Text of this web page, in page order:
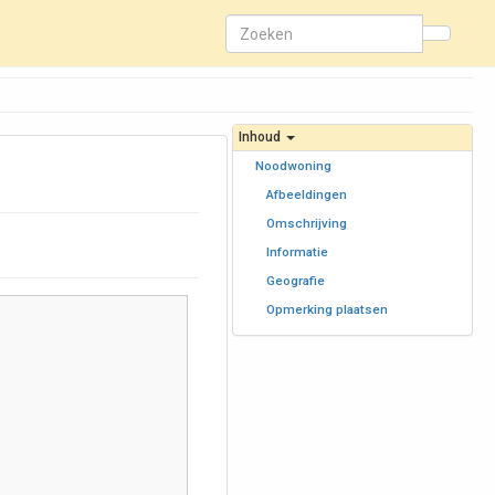
Inhoud
Noodwoning
Afbeeldingen
Omschrijving
Informatie
Geografie
Opmerking plaatsen